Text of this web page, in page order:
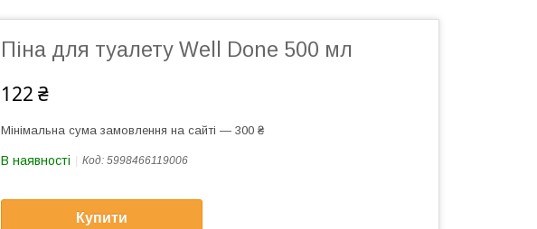
Піна для туалету Well Done 500 мл
122 ₴
Мінімальна сума замовлення на сайті — 300 ₴
В наявності Код: 5998466119006
Купити